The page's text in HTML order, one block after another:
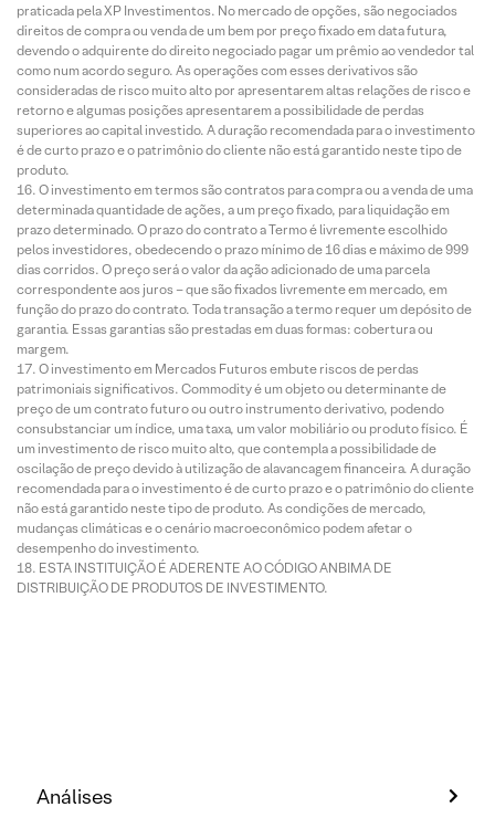
praticada pela XP Investimentos. No mercado de opções, são negociados
direitos de compra ou venda de um bem por preço fixado em data futura,
devendo o adquirente do direito negociado pagar um prêmio ao vendedor tal
como num acordo seguro. As operações com esses derivativos são
consideradas de risco muito alto por apresentarem altas relações de risco e
retorno e algumas posições apresentarem a possibilidade de perdas
superiores ao capital investido. A duração recomendada para o investimento
é de curto prazo e o patrimônio do cliente não está garantido neste tipo de
produto.
O investimento em termos são contratos para compra ou a venda de uma
determinada quantidade de ações, a um preço fixado, para liquidação em
prazo determinado. O prazo do contrato a Termo é livremente escolhido
pelos investidores, obedecendo o prazo mínimo de 16 dias e máximo de 999
dias corridos. O preço será o valor da ação adicionado de uma parcela
correspondente aos juros – que são fixados livremente em mercado, em
função do prazo do contrato. Toda transação a termo requer um depósito de
garantia. Essas garantias são prestadas em duas formas: cobertura ou
margem.
O investimento em Mercados Futuros embute riscos de perdas
patrimoniais significativos. Commodity é um objeto ou determinante de
preço de um contrato futuro ou outro instrumento derivativo, podendo
consubstanciar um índice, uma taxa, um valor mobiliário ou produto físico. É
um investimento de risco muito alto, que contempla a possibilidade de
oscilação de preço devido à utilização de alavancagem financeira. A duração
recomendada para o investimento é de curto prazo e o patrimônio do cliente
não está garantido neste tipo de produto. As condições de mercado,
mudanças climáticas e o cenário macroeconômico podem afetar o
desempenho do investimento.
ESTA INSTITUIÇÃO É ADERENTE AO CÓDIGO ANBIMA DE
DISTRIBUIÇÃO DE PRODUTOS DE INVESTIMENTO.
Análises